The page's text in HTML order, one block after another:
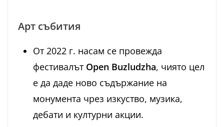
Арт събития
От 2022 г. насам се провежда
фестивалът Open Buzludzha, чиято цел
е да даде ново съдържание на
монумента чрез изкуство, музика,
дебати и културни акции.